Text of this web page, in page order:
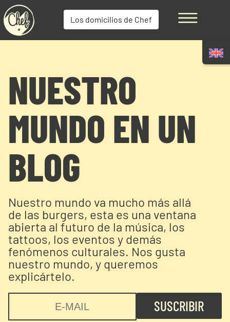
Los domicilios de Chef
NUESTRO
MUNDO EN UN
BLOG
Nuestro mundo va mucho más allá
de las burgers, esta es una ventana
abierta al futuro de la música, los
tattoos, los eventos y demás
fenómenos culturales. Nos gusta
nuestro mundo, y queremos
explicártelo.